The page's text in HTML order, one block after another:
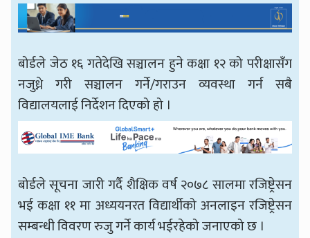
बोर्डले जेठ १६ गतेदेखि सञ्चालन हुने कक्षा १२ को परीक्षासँग
नजुध्ने गरी सञ्चालन गर्ने/गराउन व्यवस्था गर्न सबै
विद्यालयलाई निर्देशन दिएको हो ।
बोर्डले सूचना जारी गर्दै शैक्षिक वर्ष २०७८ सालमा रजिष्ट्रेसन
भई कक्षा ११ मा अध्ययनरत विद्यार्थीको अनलाइन रजिष्ट्रेसन
सम्बन्धी विवरण रुजु गर्ने कार्य भईरहेको जनाएको छ ।